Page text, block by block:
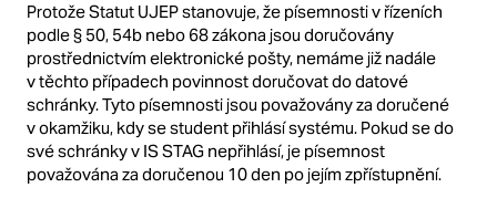
Protože Statut UJEP stanovuje, že písemnosti v řízeních
podle § 50, 54b nebo 68 zákona jsou doručovány
prostřednictvím elektronické pošty, nemáme již nadále
v těchto případech povinnost doručovat do datové
schránky. Tyto písemnosti jsou považovány za doručené
v okamžiku, kdy se student přihlásí systému. Pokud se do
své schránky v IS STAG nepřihlásí, je písemnost
považována za doručenou 10 den po jejím zpřístupnění.